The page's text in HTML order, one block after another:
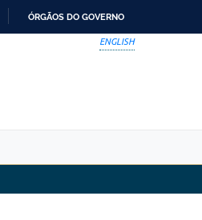
ÓRGÃOS DO GOVERNO
ENGLISH